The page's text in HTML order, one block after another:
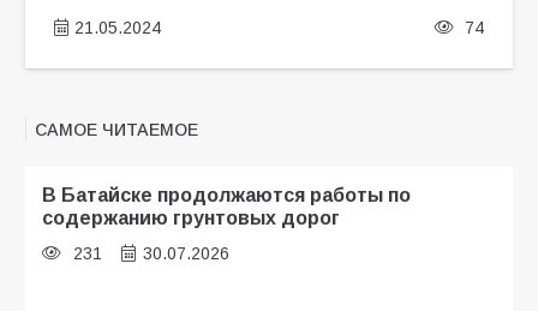
21.05.2024 74
САМОЕ ЧИТАЕМОЕ
В Батайске продолжаются работы по
содержанию грунтовых дорог
231 30.07.2026